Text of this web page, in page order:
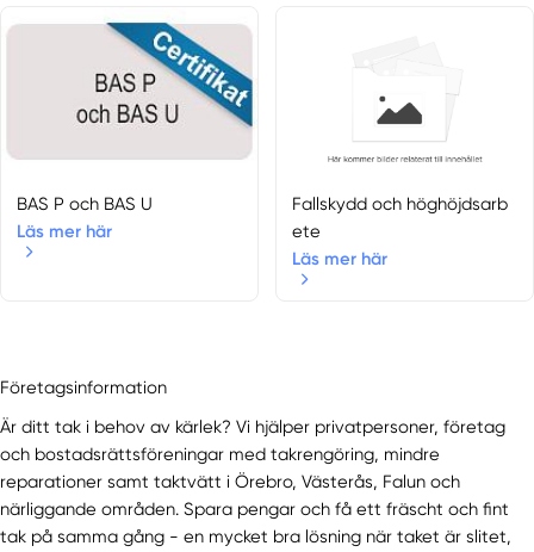
Norberg
Ramnäs
Ransta
Sala
Skinnskatteberg
Surahammar
Västerås
Örebro län
Fjugesta
Frövi
Garphyttan
Glanshammar
BAS P och BAS U
Läs mer här
Fallskydd och höghöjdsarb
ete
Läs mer här
Företagsinformation
Är ditt tak i behov av kärlek? Vi hjälper privatpersoner, företag
och bostadsrättsföreningar med takrengöring, mindre
reparationer samt taktvätt i Örebro, Västerås, Falun och
närliggande områden. Spara pengar och få ett fräscht och fint
tak på samma gång - en mycket bra lösning när taket är slitet,